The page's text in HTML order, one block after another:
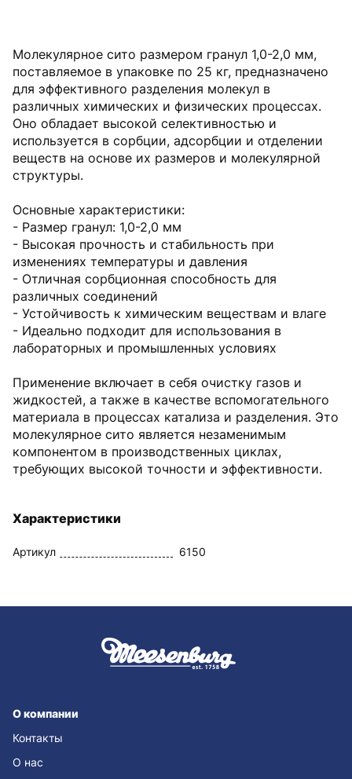
Молекулярное сито размером гранул 1,0-2,0 мм,
поставляемое в упаковке по 25 кг, предназначено
для эффективного разделения молекул в
различных химических и физических процессах.
Оно обладает высокой селективностью и
используется в сорбции, адсорбции и отделении
веществ на основе их размеров и молекулярной
структуры.
Основные характеристики:
- Размер гранул: 1,0-2,0 мм
- Высокая прочность и стабильность при
изменениях температуры и давления
- Отличная сорбционная способность для
различных соединений
- Устойчивость к химическим веществам и влаге
- Идеально подходит для использования в
лабораторных и промышленных условиях
Применение включает в себя очистку газов и
жидкостей, а также в качестве вспомогательного
материала в процессах катализа и разделения. Это
молекулярное сито является незаменимым
компонентом в производственных циклах,
требующих высокой точности и эффективности.
Характеристики
Артикул 6150
О компании
Контакты
О нас